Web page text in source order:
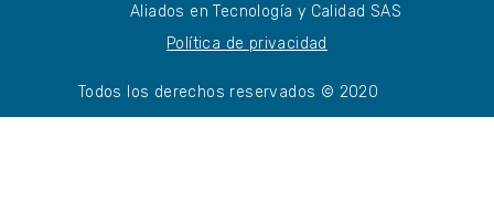
Aliados en Tecnología y Calidad SAS
Política de privacidad
Todos los derechos reservados © 2020